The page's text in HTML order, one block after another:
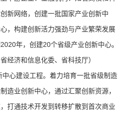
新网络，创建一批国家产业创新中
，构建创新活力强劲与产业繁荣发展
年，创建20个省级产业创新中心。
经济和信息化委、省科技厅）
中心建设工程。着力培育一批省级制造
造业创新中心，通过汇聚创新资源，
打通技术开发到转移扩散到首次商业